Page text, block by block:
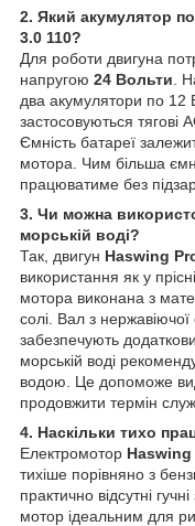
2. Який акумулятор
3.0 110?
Для роботи двигуна
напругою 24 Вольти .
два акумулятори по 12
застосовуються тягові
Ємність батареї
мотора. Чим більша
працюватиме без
3. Чи можна
морській воді?
Так, двигун Haswing
використання як у
мотора виконана з
солі. Вал з
забезпечують
морській воді
водою. Це допоможе
продовжити термін
4. Наскільки тихо
Електромотор Haswing
тихіше порівняно з
практично відсутні
мотор ідеальним для